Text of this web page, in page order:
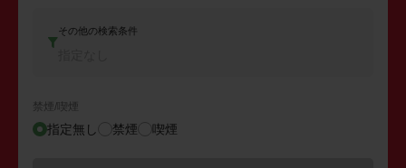
その他の検索条件
禁煙/喫煙
指定無し 禁煙 喫煙